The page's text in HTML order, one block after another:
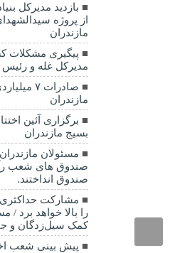
بازدید مدیرکل
از پروژه
مازندران
پیگیری مشکلات
مدیرکل غله و
صادرات
مازندران
برگزاری آئین
بسیج مازندران
مسئولان
صندوق های شعب
صندوق انداختند.
مشارکت حداکثری
را بالا خواهد برد /
کمک سیل‌زدگان و
پیش بینی شعب